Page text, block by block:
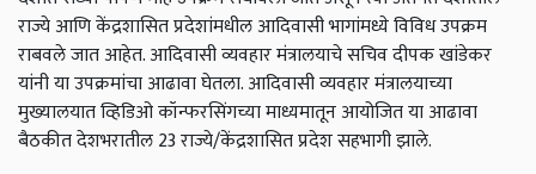
राज्ये आणि केंद्रशासित प्रदेशांमधील आदिवासी भागांमध्ये विविध उपक्रम
राबवले जात आहेत. आदिवासी व्यवहार मंत्रालयाचे सचिव दीपक खांडेकर
यांनी या उपक्रमांचा आढावा घेतला. आदिवासी व्यवहार मंत्रालयाच्या
मुख्यालयात व्हिडिओ कॉन्फरसिंगच्या माध्यमातून आयोजित या आढावा
बैठकीत देशभरातील 23 राज्ये/केंद्रशासित प्रदेश सहभागी झाले.